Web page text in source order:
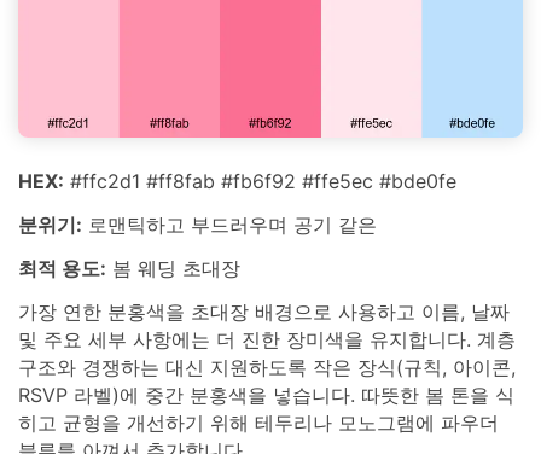
HEX: #ffc2d1 #ff8fab #fb6f92 #ffe5ec #bde0fe
분위기: 로맨틱하고 부드러우며 공기 같은
최적 용도: 봄 웨딩 초대장
가장 연한 분홍색을 초대장 배경으로 사용하고 이름, 날짜
및 주요 세부 사항에는 더 진한 장미색을 유지합니다. 계층
구조와 경쟁하는 대신 지원하도록 작은 장식(규칙, 아이콘,
RSVP 라벨)에 중간 분홍색을 넣습니다. 따뜻한 봄 톤을 식
히고 균형을 개선하기 위해 테두리나 모노그램에 파우더